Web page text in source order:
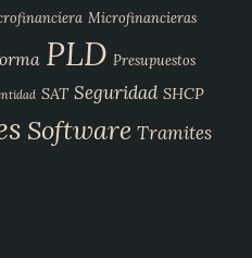
Microfinancieras
PLD Presupuestos
SAT Seguridad SHCP
Software Tramites